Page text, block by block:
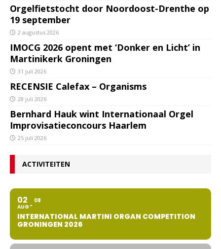
Orgelfietstocht door Noordoost-Drenthe op
19 september
2 augustus 2026
IMOCG 2026 opent met ‘Donker en Licht’ in
Martinikerk Groningen
31 juli 2026
RECENSIE Calefax – Organisms
28 juli 2026
Bernhard Hauk wint Internationaal Orgel
Improvisatieconcours Haarlem
25 juli 2026
ACTIVITEITEN
02
AUG
08
INTERNATIONAL MARTINI ORGAN COMPETITION
GRONINGEN 2026